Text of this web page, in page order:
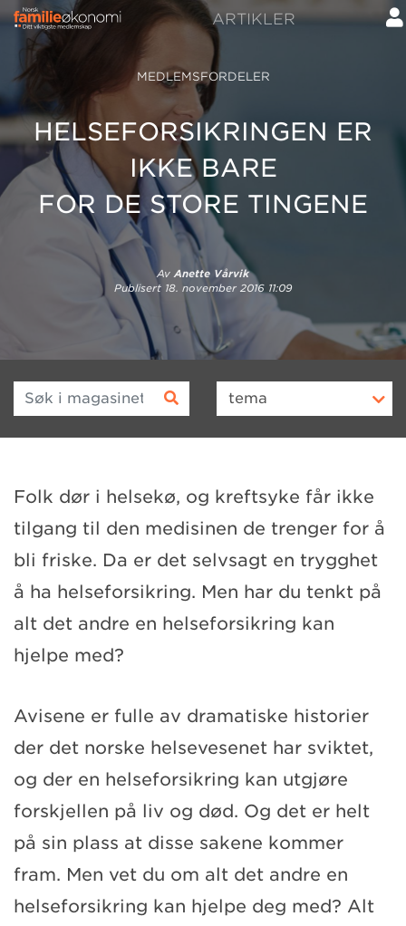
ARTIKLER
MEDLEMSFORDELER
HELSEFORSIKRINGEN ER
IKKE BARE
FOR DE STORE TINGENE
Av Anette Vårvik
Publisert 18. november 2016 11:09
Søk i magasinet tema
Folk dør i helsekø, og kreftsyke får ikke
tilgang til den medisinen de trenger for å
bli friske. Da er det selvsagt en trygghet
å ha helseforsikring. Men har du tenkt på
alt det andre en helseforsikring kan
hjelpe med?
Avisene er fulle av dramatiske historier
der det norske helsevesenet har sviktet,
og der en helseforsikring kan utgjøre
forskjellen på liv og død. Og det er helt
på sin plass at disse sakene kommer
fram. Men vet du om alt det andre en
helseforsikring kan hjelpe deg med? Alt